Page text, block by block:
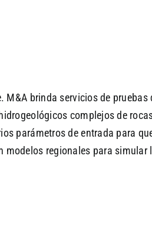
brinda servicios de pruebas
complejos de
parámetros de entrada para
modelos regionales para simular